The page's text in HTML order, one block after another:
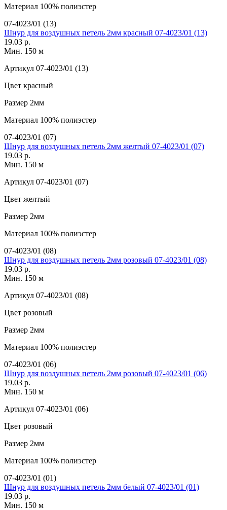
Материал 100% полиэстер
07-4023/01 (13)
Шнур для воздушных петель 2мм красный 07-4023/01 (13)
19.03 р.
Мин. 150 м
Артикул 07-4023/01 (13)
Цвет красный
Размер 2мм
Материал 100% полиэстер
07-4023/01 (07)
Шнур для воздушных петель 2мм желтый 07-4023/01 (07)
19.03 р.
Мин. 150 м
Артикул 07-4023/01 (07)
Цвет желтый
Размер 2мм
Материал 100% полиэстер
07-4023/01 (08)
Шнур для воздушных петель 2мм розовый 07-4023/01 (08)
19.03 р.
Мин. 150 м
Артикул 07-4023/01 (08)
Цвет розовый
Размер 2мм
Материал 100% полиэстер
07-4023/01 (06)
Шнур для воздушных петель 2мм розовый 07-4023/01 (06)
19.03 р.
Мин. 150 м
Артикул 07-4023/01 (06)
Цвет розовый
Размер 2мм
Материал 100% полиэстер
07-4023/01 (01)
Шнур для воздушных петель 2мм белый 07-4023/01 (01)
19.03 р.
Мин. 150 м